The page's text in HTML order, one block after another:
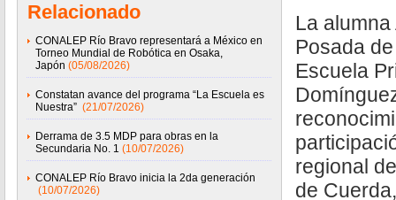
Relacionado
CONALEP Río Bravo representará a México en
Torneo Mundial de Robótica en Osaka,
Japón (05/08/2026)
Constatan avance del programa “La Escuela es
Nuestra” (21/07/2026)
Derrama de 3.5 MDP para obras en la
Secundaria No. 1 (10/07/2026)
CONALEP Río Bravo inicia la 2da generación
(10/07/2026)
La
Posada
Escuela
regional
de